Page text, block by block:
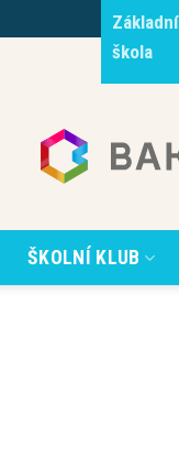
Základní
škola
ŠKOLNÍ KLUB